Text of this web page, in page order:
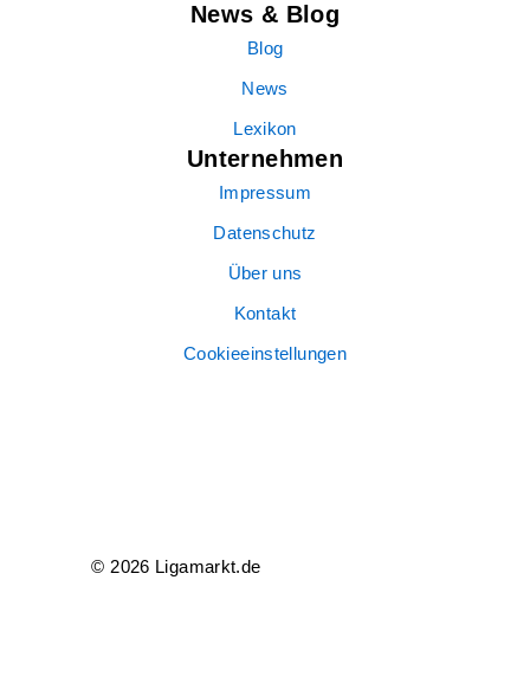
News & Blog
Blog
News
Lexikon
Unternehmen
Impressum
Datenschutz
Über uns
Kontakt
Cookieeinstellungen
© 2026 Ligamarkt.de